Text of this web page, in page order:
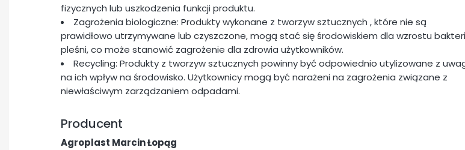
fizycznych lub uszkodzenia funkcji produktu.
Zagrożenia biologiczne: Produkty wykonane z tworzyw sztucznych , które nie są
prawidłowo utrzymywane lub czyszczone, mogą stać się środowiskiem dla wzrostu
pleśni, co może stanowić zagrożenie dla zdrowia użytkowników.
Recycling: Produkty z tworzyw sztucznych powinny być odpowiednio utylizowane z
na ich wpływ na środowisko. Użytkownicy mogą być narażeni na zagrożenia związane z
niewłaściwym zarządzaniem odpadami.
Producent
Agroplast Marcin Łopąg